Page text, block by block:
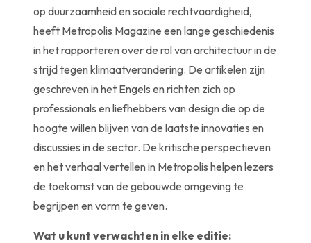
op duurzaamheid en sociale rechtvaardigheid,
heeft Metropolis Magazine een lange geschiedenis
in het rapporteren over de rol van architectuur in de
strijd tegen klimaatverandering. De artikelen zijn
geschreven in het Engels en richten zich op
professionals en liefhebbers van design die op de
hoogte willen blijven van de laatste innovaties en
discussies in de sector. De kritische perspectieven
en het verhaal vertellen in Metropolis helpen lezers
de toekomst van de gebouwde omgeving te
begrijpen en vorm te geven.
Wat u kunt verwachten in elke editie: